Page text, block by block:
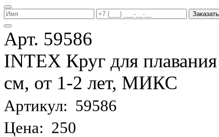
Заказать
Арт. 59586
INTEX Круг для
см, от 1-2 лет, МИКС
Артикул: 59586
Цена: 250